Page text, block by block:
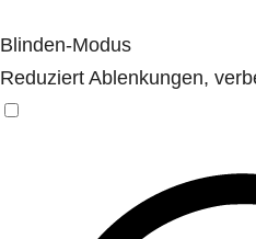
Blinden-Modus
Reduziert Ablenkungen,